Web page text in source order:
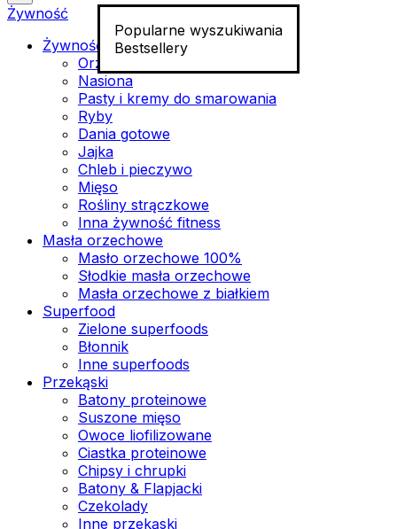
Popularne wyszukiwania
Bestsellery
Żywność
Żywność funkcjonalna
Orzechy
Nasiona
Pasty i kremy do smarowania
Ryby
Dania gotowe
Jajka
Chleb i pieczywo
Mięso
Rośliny strączkowe
Inna żywność fitness
Masła orzechowe
Masło orzechowe 100%
Słodkie masła orzechowe
Masła orzechowe z białkiem
Superfood
Zielone superfoods
Błonnik
Inne superfoods
Przekąski
Batony proteinowe
Suszone mięso
Owoce liofilizowane
Ciastka proteinowe
Chipsy i chrupki
Batony & Flapjacki
Czekolady
Inne przekąski